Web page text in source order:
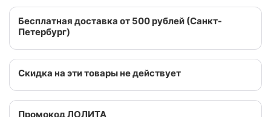
Бесплатная доставка от 500 рублей (Санкт-
Петербург)
Скидка на эти товары не действует
Промокод ЛОЛИТА